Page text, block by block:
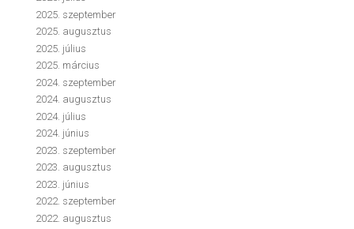
2025. szeptember
2025. augusztus
2025. július
2025. március
2024. szeptember
2024. augusztus
2024. július
2024. június
2023. szeptember
2023. augusztus
2023. június
2022. szeptember
2022. augusztus